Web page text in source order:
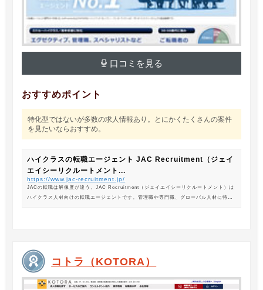
口コミを見る
おすすめポイント
特化型ではないが多数の求人情報あり。とにかくたくさんの案件
を見たいならおすすめ。
ハイクラスの転職エージェント JAC Recruitment（ジェイ
エイシーリクルートメント...
https://www.jac-recruitment.jp/
JACの転職は解像度が違う。JAC Recruitment（ジェイエイシーリクルートメント）は
ハイクラス人材向けの転職エージェントです。管理職や専門職、グローバル人材に特化
コトラ（KOTORA）